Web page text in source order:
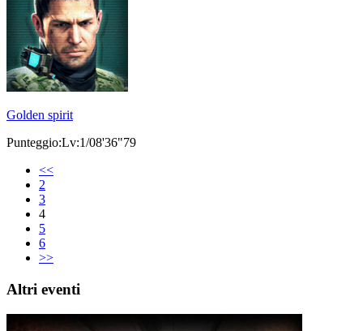
Golden spirit
Punteggio:Lv:1/08'36"79
<<
2
3
4
5
6
>>
Altri eventi